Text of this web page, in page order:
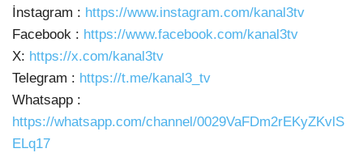
İnstagram : https://www.instagram.com/kanal3tv
Facebook : https://www.facebook.com/kanal3tv
X: https://x.com/kanal3tv
Telegram : https://t.me/kanal3_tv
Whatsapp :
https://whatsapp.com/channel/0029VaFDm2rEKyZKvlS
ELq17